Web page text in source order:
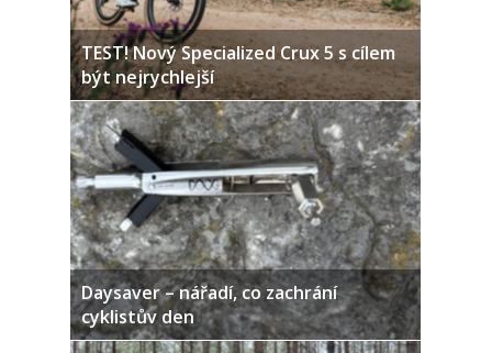
TEST! Nový Specialized Crux 5 s cílem
být nejrychlejší
Daysaver – nářadí, co zachrání
cyklistův den